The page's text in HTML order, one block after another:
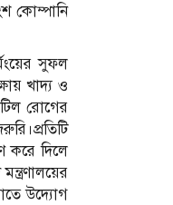
কোম্পানি
সুফল
খাদ্য ও
রোগের
করে দিলে
উদ্যোগ